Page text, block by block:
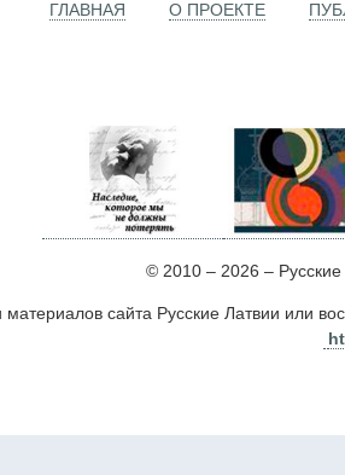
ГЛАВНАЯ О ПРОЕКТЕ
© 2010 – 2026 –
материалов сайта Русские Латвии или